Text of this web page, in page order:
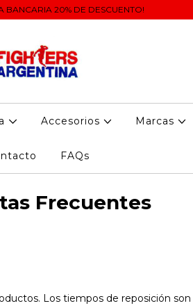
BANCARIA 20% DE DESCUENTO!
Accesorios Marcas
FAQs
Frecuentes
Los tiempos de reposición son